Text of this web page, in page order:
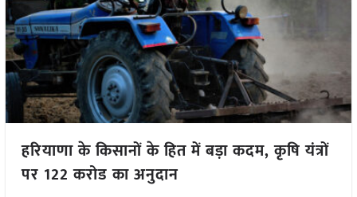
हरियाणा के किसानों के हित में बड़ा कदम, कृषि यंत्रों
पर 122 करोड का अनुदान